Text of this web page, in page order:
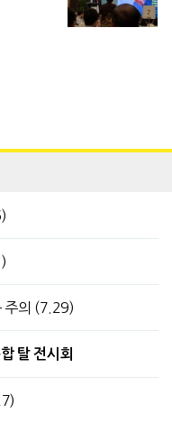
주의 (7.29)
탈 전시회